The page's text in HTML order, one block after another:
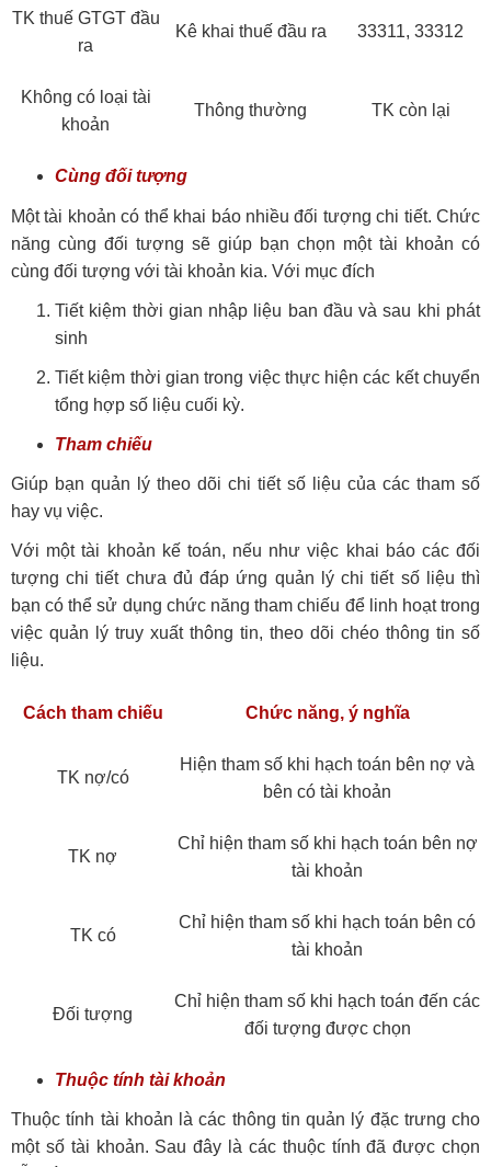
TK thuế GTGT đầu
ra
Kê khai thuế đầu ra 33311, 33312
Không có loại tài
khoản
Thông thường TK còn lại
Cùng đối tượng
Một tài khoản có thể khai báo nhiều đối tượng chi tiết. Chức
năng cùng đối tượng sẽ giúp bạn chọn một tài khoản có
cùng đối tượng với tài khoản kia. Với mục đích
Tiết kiệm thời gian nhập liệu ban đầu và sau khi phát
sinh
Tiết kiệm thời gian trong việc thực hiện các kết chuyển
tổng hợp số liệu cuối kỳ.
Tham chiếu
Giúp bạn quản lý theo dõi chi tiết số liệu của các tham số
hay vụ việc.
Với một tài khoản kế toán, nếu như việc khai báo các đối
tượng chi tiết chưa đủ đáp ứng quản lý chi tiết số liệu thì
bạn có thể sử dụng chức năng tham chiếu để linh hoạt trong
việc quản lý truy xuất thông tin, theo dõi chéo thông tin số
liệu.
Cách tham chiếu Chức năng, ý nghĩa
TK nợ/có
Hiện tham số khi hạch toán bên nợ và
bên có tài khoản
TK nợ
Chỉ hiện tham số khi hạch toán bên nợ
tài khoản
TK có
Chỉ hiện tham số khi hạch toán bên có
tài khoản
Đối tượng
Chỉ hiện tham số khi hạch toán đến các
đối tượng được chọn
Thuộc tính tài khoản
Thuộc tính tài khoản là các thông tin quản lý đặc trưng cho
một số tài khoản. Sau đây là các thuộc tính đã được chọn